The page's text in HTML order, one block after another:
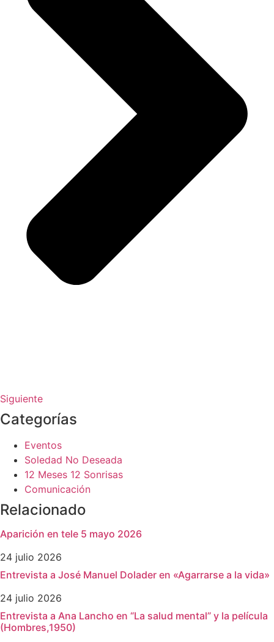
Siguiente
Categorías
Eventos
Soledad No Deseada
12 Meses 12 Sonrisas
Comunicación
Relacionado
Aparición en tele 5 mayo 2026
24 julio 2026
Entrevista a José Manuel Dolader en «Agarrarse a la vida»
24 julio 2026
Entrevista a Ana Lancho en “La salud mental” y la película
(Hombres,1950)